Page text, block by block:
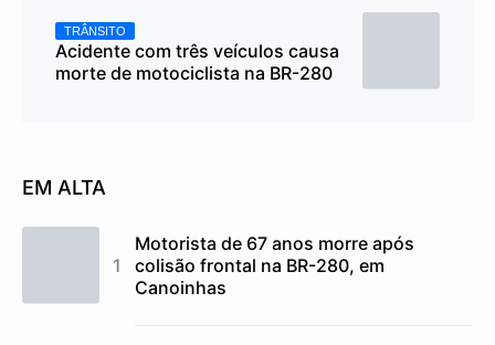
TRÂNSITO
Acidente com três veículos causa
morte de motociclista na BR-280
EM ALTA
Motorista de 67 anos morre após
colisão frontal na BR-280, em
Canoinhas